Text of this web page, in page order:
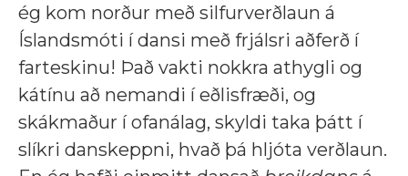
ég kom norður með silfurverðlaun á
Íslandsmóti í dansi með frjálsri aðferð í
farteskinu! Það vakti nokkra athygli og
kátínu að nemandi í eðlisfræði, og
skákmaður í ofanálag, skyldi taka þátt í
slíkri danskeppni, hvað þá hljóta verðlaun.